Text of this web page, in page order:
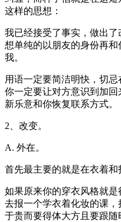
这样的思想：
我已经接受了事实，做出
想单纯的以朋友的身份再
我。
用语一定要简洁明快，切
你一定要让对方意识到加
新乐意和你恢复联系方式。
2、改变。
A. 外在。
首先最主要的就是在衣着和
如果原来你的穿衣风格就
去报一个学衣着化妆的课
于贵而要得体大方且要跟